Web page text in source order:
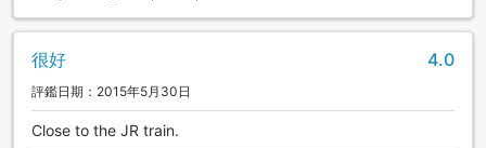
很好 4.0
評鑑日期：2015年5月30日
Close to the JR train.